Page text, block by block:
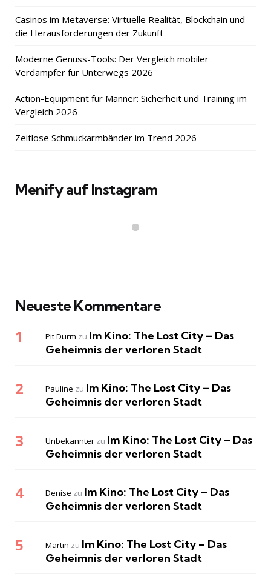
Casinos im Metaverse: Virtuelle Realität, Blockchain und
die Herausforderungen der Zukunft
Moderne Genuss-Tools: Der Vergleich mobiler
Verdampfer für Unterwegs 2026
Action-Equipment für Männer: Sicherheit und Training im
Vergleich 2026
Zeitlose Schmuckarmbänder im Trend 2026
Menify auf Instagram
Neueste Kommentare
Pit Durm zu Im Kino: The Lost City – Das
Geheimnis der verloren Stadt
Pauline zu Im Kino: The Lost City – Das
Geheimnis der verloren Stadt
Unbekannter zu Im Kino: The Lost City – Das
Geheimnis der verloren Stadt
Denise zu Im Kino: The Lost City – Das
Geheimnis der verloren Stadt
Martin zu Im Kino: The Lost City – Das
Geheimnis der verloren Stadt